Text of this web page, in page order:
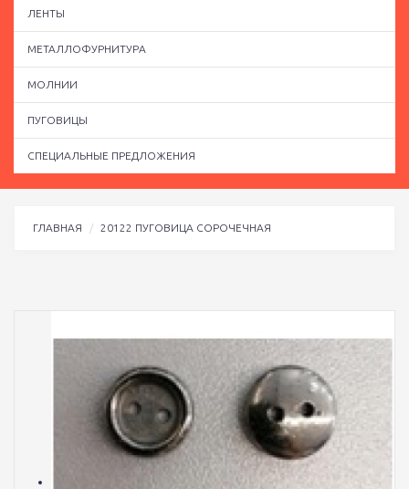
ЛЕНТЫ
МЕТАЛЛОФУРНИТУРА
МОЛНИИ
ПУГОВИЦЫ
СПЕЦИАЛЬНЫЕ ПРЕДЛОЖЕНИЯ
ГЛАВНАЯ 20122 ПУГОВИЦА СОРОЧЕЧНАЯ